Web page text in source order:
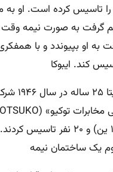
را تاسیس کرده است. او
گرفت به صورت نیمه
به او بپیوندد و با
کند. ایبوکا
۳۸ ساله و
سرمایه (۱۹۰٫۰۰۰ ین) و ۲۰
یک ساختمان نیمه